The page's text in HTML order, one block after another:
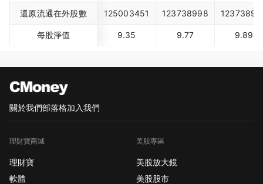
還原流通在外股數 125003451 123738998
每股淨值 9.35 9.77 9.89
關於我們部落格加入我們
理財寶商城
理財寶
軟體
美股專區
美股放大鏡
美股股市